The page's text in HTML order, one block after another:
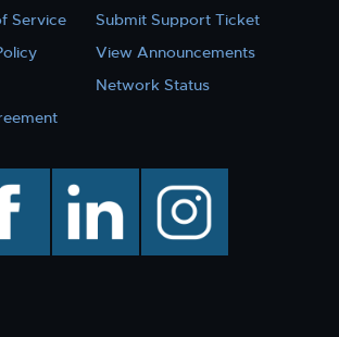
Service
Submit Support Ticket
View Announcements
Network Status
linkedin instagram